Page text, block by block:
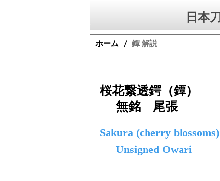
日本
ホーム / 鐔 解説
桜花繋透鍔（鐔）
無銘 尾張
Sakura (cherry
Unsigned Owari